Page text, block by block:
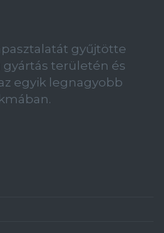
gyűjtötte
gyártás területén és
egyik legnagyobb